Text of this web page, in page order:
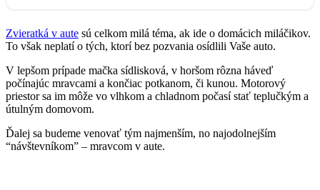
Zvieratká v aute sú celkom milá téma, ak ide o domácich miláčikov.
To však neplatí o tých, ktorí bez pozvania osídlili Vaše auto.
V lepšom prípade mačka sídlisková, v horšom rôzna háveď
počínajúc mravcami a končiac potkanom, či kunou. Motorový
priestor sa im môže vo vlhkom a chladnom počasí stať teplučkým a
útulným domovom.
Ďalej sa budeme venovať tým najmenším, no najodolnejším
“návštevníkom” – mravcom v aute.